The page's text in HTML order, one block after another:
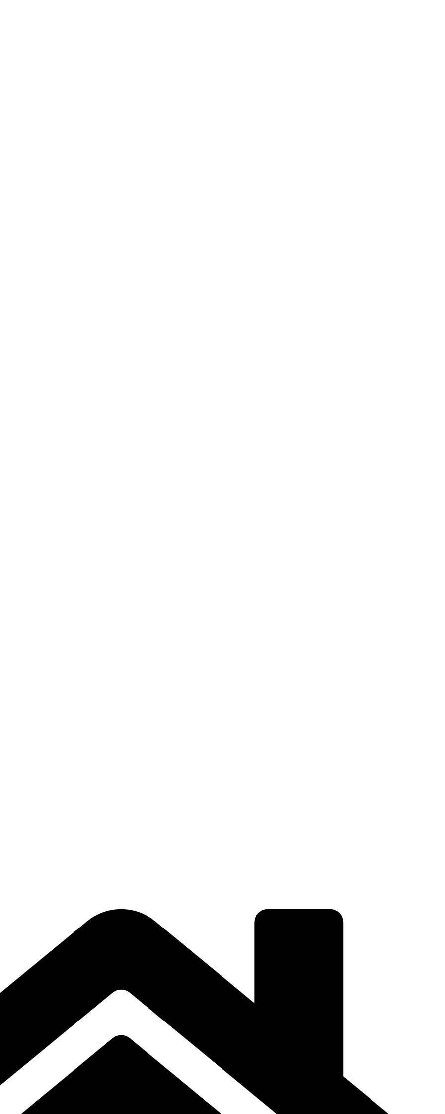
impecabil pe termen lung. Datorită dimensiunilor versatile, se integrează perfect cu tavanele, pereții sau ușile, aducând un plus de eleganță
iar rezultatele vor depăși cu siguranță așteptările tale.
interioară și exterioară a spațiilor. Acestea oferă un aspect estetic plăcut, imitând perfect diverse texturi, cum ar fi lemnul sau piatra, și
de renovare sau construcție. Datorită greutății reduse, manipularea și aplicarea panourilor se realizează fără necesitatea unor structuri
ce le permite să fie utilizate chiar și în spații cu umiditate crescută. Disponibile într-o varietate de stiluri și culori, aceste panouri permit
timp functional a pereților interioare cu diverse scopuri. Datorită spumei puternic teșite pentru tapițerie, oferă efect tridimensional foarte
la atingere. Pe lângă funcție estetică, panouri tapete pentru pereți reprezintă soluție excelentă izolatoare și fonică a încăperii dvs.
spațiul. Spuneți adio monotoniei plictisitoare! Creați-vă propriul stil de locuit unic și adăugați o notă personală căminului
design spectaculoase și, în același timp, ascund fisuri, denivelări sau alte defecte inestetice. Datorită proprietăților ușor de întreținut și
Nu este nevoie să instalați structuri de suport complicate, deoarece plăcile noastre se aplică foarte ușor cu adeziv. Într-un timp scurt,
spațiul. Spuneți adio monotoniei plictisitoare! Creați-vă propriul stil de locuit unic și adăugați o notă personală căminului
design spectaculoase și, în același timp, ascund fisuri, denivelări sau alte defecte inestetice. Datorită proprietăților ușor de întreținut și
Nu este nevoie să instalați structuri de suport complicate, deoarece plăcile noastre se aplică foarte ușor cu adeziv. Într-un timp scurt,
considerabil aspectul vizual al spațiului, conferindu-i un plus de caracter și creând o atmosferă confortabilă și plăcută. Amenajările
rustic este că, dacă doriți să amenajați întreaga casă sau să folosiți doar câteva elemente care să se integreze în decorul camerei
sau mai puțin, în funcție de cât de evidente sunt elementele. Este un stil simplu, cu elemente decorative cu aspect uzat. Pentru a realiza
decorative din polystyrene. Potrivit pentru diverse suprafețe poroase precum lemn, beton, piatră și mortar, oferă o aderență puternică și
interioara, asigurand o fixare rapida si eficienta. Ușor de aplicat, este ideal atât pentru uz profesional, cât și pentru lucrări de bricolaj,
fi curățat cu aspiratorul sau cu o cârpă umedă. Compoziția sa ecologică include lâna, celuloza, bumbacul și mătasea, fiind o alegere
ideal pentru pereții interiori.
îndepărtat și reaplicat pe alt perete sau păstrat pentru viitor. Pentru rezultate optime, pereții trebuie pregătiți corespunzător. Deteriorările
iar rezultatele vor depăși cu siguranță așteptările tale.
și practice utilizate pentru decorarea pereților exteriori, în special la îmbinările colțurilor clădirilor. Aceste colțare, sub formă de blocuri,
funcție de design.
ușoare și ușor de montat. Aceste materiale permit o modelare și o finisare ușoară, iar blocurile de fațadă sunt adesea acoperite cu un strat
eleganță și rafinament fațadelor clădirilor. Aceasta are atât un rol estetic, cât și unul funcțional, oferind o tranziție armonioasă între
exteriori.
cum ar fi polistirenul, care este rezistent la condiții meteorologice dure. După montare, acestea sunt acoperite cu un strat protector ce le
modele, șcafele pot fi simple sau ornamentate, potrivindu-se atât stilurilor moderne, cât și celor clasice.
de a masca elementele structurale ale unei clădiri, aducând totodată un plus estetic. Ele contribuie la definirea stilului arhitectural al casei, în
dar are în general un rol decorativ și nu de susținere structurală. Acesta este adesea atașat unui perete și are aceleași componente
interior sau exterior al unei clădiri. Pot fi realizați din diverse materiale, cum ar fi gips, lemn, marmură sau poliuretan, și se găsesc
sau a interiorului clădirilor.
sau beton și sunt frecvent întâlnite în stiluri clasice sau baroce, dar și în decoruri moderne. Detaliile lor includ adesea motive florale,
în care sunt utilizate.
polimer rigid. Cu un design distinctiv și linii curate, aceste baghete adaugă un aspect sofisticat și stilizat oricărui spațiu. Fabricate din
iar rezultatele vor depăși cu siguranță așteptările tale.
impecabil pe termen lung. Datorită dimensiunilor versatile, se integrează perfect cu tavanele, pereții sau ușile, aducând un plus de eleganță
iar rezultatele vor depăși cu siguranță așteptările tale.
a combina estetică și iluminat în amenajările interioare. Aceste elemente nu doar că adaugă un aspect elegant și sofisticat, dar facilitează
ideal pentru a evidenția caracteristicile arhitecturale ale încăperilor. Ele pot fi utilizate pe pereți sau plafoane, permițând dispersarea luminii
Acestea nu doar că îmbunătățesc estetică, ci și acoperă îmbinările și deschiderile de pe pereți sau tavane. De obicei, sunt realizate din
și dimensiuni, de la cele simple la cele ornate, se potrivesc diferitelor stiluri de decorare. Rozetele se folosesc cel mai adesea pentru a
a adăuga un accent artistic în orice spațiu interior. Aceste elemente ornamentale sunt ideale pentru a susține shelf-uri, oglinzi sau alte
Disponibile într-o gamă variată de forme și dimensiuni, acestea permit adaptarea la preferințele estetice și la specificul fiecărei
din ipsos se integrează armonios în diverse stiluri de amenajare, de la clasic la modern.
de a fi personalizat. Accentele pot fi realizate în diverse forme, dimensiuni și modele, oferind posibilitatea de a exprima stilul
populară pentru cei care doresc să aducă un aspect rustic sau industrial în interiorul casei lor. Acest tip de panou oferă o soluție elegantă și
instalării cărămizilor reale.
în diverse nuanțe pentru a se potrivi cu stilul dorit. Acestea pot fi utilizate pe pereți, accentuând zone precum livingul, bucătăria sau
transforma rapid atmosfera unui spațiu.
distinct și un sentiment de eleganță în orice spațiu interior. Aceste structuri nu doar că îmbunătățesc aspectul estetic al unei încăperi, dar pot
de stilul dorit, fie că este vorba de un design clasic, cu detalii elaborate, fie de un stil modern, cu linii simple și curate. Datorită
de la sufragerii și holuri până la spații comerciale.